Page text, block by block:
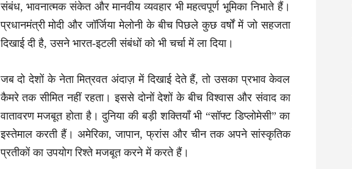
संबंध, भावनात्मक संकेत और मानवीय व्यवहार भी महत्वपूर्ण भूमिका निभाते हैं।
प्रधानमंत्री मोदी और जॉर्जिया मेलोनी के बीच पिछले कुछ वर्षों में जो सहजता
दिखाई दी है, उसने भारत-इटली संबंधों को भी चर्चा में ला दिया।
जब दो देशों के नेता मित्रवत अंदाज़ में दिखाई देते हैं, तो उसका प्रभाव केवल
कैमरे तक सीमित नहीं रहता। इससे दोनों देशों के बीच विश्वास और संवाद का
वातावरण मजबूत होता है। दुनिया की बड़ी शक्तियाँ भी “सॉफ्ट डिप्लोमेसी” का
इस्तेमाल करती हैं। अमेरिका, जापान, फ्रांस और चीन तक अपने सांस्कृतिक
प्रतीकों का उपयोग रिश्ते मजबूत करने में करते हैं।